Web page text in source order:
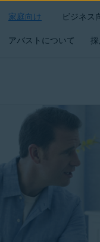
家庭向け ビジネス
アバストについて